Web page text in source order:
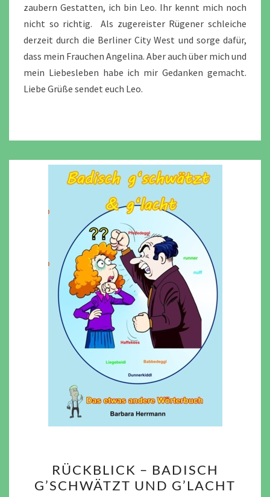
INS
GESICHT
ZU
ZAUBERN
zaubern Gestatten, ich bin Leo. Ihr kennt mich noch
nicht so richtig. Als zugereister Rügener schleiche
derzeit durch die Berliner City West und sorge dafür,
dass mein Frauchen Angelina. Aber auch über mich und
mein Liebesleben habe ich mir Gedanken gemacht.
Liebe Grüße sendet euch Leo.
–
BADISCH
RÜCKBLICK – BADISCH
G’SCHWÄTZT UND G’LACHT